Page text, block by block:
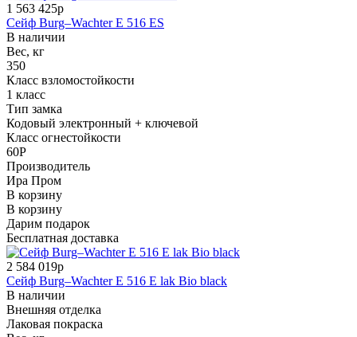
1 563 425р
Сейф Burg–Wachter E 516 ES
В наличии
Вес, кг
350
Класс взломостойкости
1 класс
Тип замка
Кодовый электронный + ключевой
Класс огнестойкости
60P
Производитель
Ира Пром
В корзину
В корзину
Дарим подарок
Бесплатная доставка
2 584 019р
Сейф Burg–Wachter E 516 E lak Bio black
В наличии
Внешняя отделка
Лаковая покраска